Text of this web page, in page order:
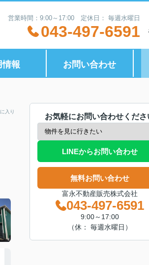
営業時間：9:00～17:00 定休日： 毎週水曜日
043-497-6591
情報 お問い合わせ
入り
お気軽にお問い合わせくださ
LINEからお問い合わせ
無料お問い合わせ
富永不動産販売株式会社
043-497-6591
9:00～17:00
（休： 毎週水曜日）